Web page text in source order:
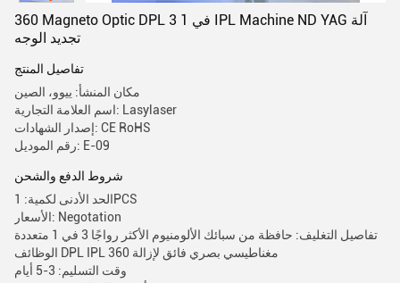
360 Magneto Optic DPL 3 في 1 IPL Machine ND YAG آلة
تجديد الوجه
تفاصيل المنتج
مكان المنشأ: ييوو، الصين
اسم العلامة التجارية: Lasylaser
إصدار الشهادات: CE RoHS
رقم الموديل: E-09
شروط الدفع والشحن
الحد الأدنى لكمية: 1PCS
الأسعار: Negotation
تفاصيل التغليف: حافظة من سبائك الألومنيوم الأكثر رواجًا 3 في 1 متعددة
الوظائف DPL IPL 360 مغناطيسي بصري فائق لإزالة
وقت التسليم: 3-5 أيام